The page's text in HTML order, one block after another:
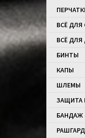
ВСЁ ДЛЯ
ВСЁ
БИНТЫ
КАПЫ
ШЛЕМЫ
ЗАЩИТА
БАНДАЖ